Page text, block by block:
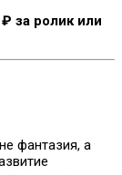
за ролик или
фантазия, а